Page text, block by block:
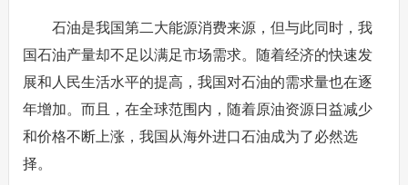
石油是我国第二大能源消费来源，但与此同时，我
国石油产量却不足以满足市场需求。随着经济的快速发
展和人民生活水平的提高，我国对石油的需求量也在逐
年增加。而且，在全球范围内，随着原油资源日益减少
和价格不断上涨，我国从海外进口石油成为了必然选
择。